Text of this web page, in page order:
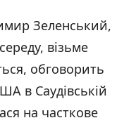
Зеленський,
візьме
обговорить
в Саудівській
на часткове